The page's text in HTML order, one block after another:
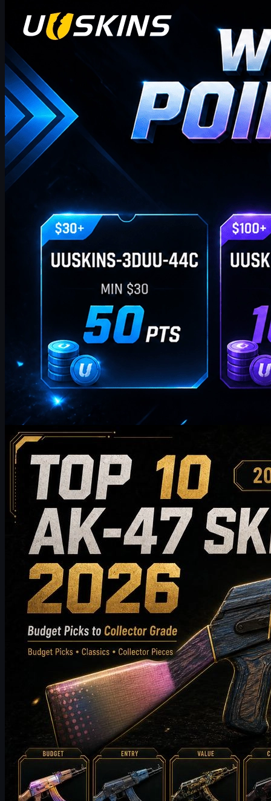
Merhaba CS2 tüccarları! Haftalık bonus blogumuza
hoş geldiniz!
burada bu hafta için en yeni ve en kapsamlı UUSKINS Hediye
Puanı Kodlarını bulacaksınız. Size ekstra Hediye Puanları sunmak
için bu sayfayı haftalık olarak güncelliyoruz. Siparişiniz ilgili tutarı
karşıladığı sürece, puanları kullanmak ve bunları mağazada en
sevdiğiniz CS2 skinleriyle değiştirmek için aşağıdaki kodları
kullanabilirsiniz!
Nisan 20, 2026
tarafından
William Miller
Counter-Strike 2Mayıs 20, 2026
2026'da Satın Almaya Değer En İyi 10 AK-47 Skini:
Bütçe Dostu Seçeneklerden Koleksiyonluk Önerilere
2026'da satın almaya değer en iyi 10 AK-47 skinini keşfedin; bütçe
dostu seçeneklerden üst düzey koleksiyonluk tercihlere kadar. Bu
kılavuz, CS2 oyuncularının envanterleri için en iyi AK-47 skinini
seçmelerine yardımcı olmak amacıyla stil, fiyat seviyesi, aşınma,
piyasa değeri ve satın alma ipuçlarını karşılaştırır.
Mayıs 20, 2026
tarafından
Michael
Johnson
Counter-Strike 2Haziran 17, 2026
CS2 Major Röportajı: max ve 9z’nin Tarihi Underdog